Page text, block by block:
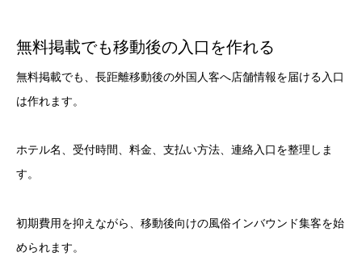
無料掲載でも移動後の入口を作れる
無料掲載でも、長距離移動後の外国人客へ店舗情報を届ける入口
は作れます。
ホテル名、受付時間、料金、支払い方法、連絡入口を整理しま
す。
初期費用を抑えながら、移動後向けの風俗インバウンド集客を始
められます。